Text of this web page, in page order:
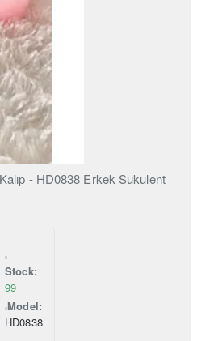
- HD0838 Erkek Sukulent
Stock:
99
Model:
HD0838